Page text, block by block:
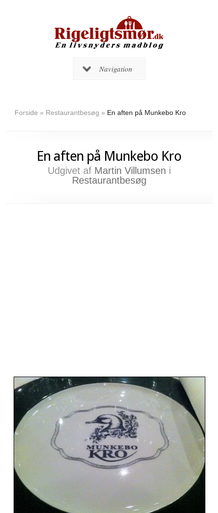
Navigation
Forside » Restaurantbesøg » En aften på Munkebo Kro
En aften på Munkebo Kro
Udgivet af Martin Villumsen i
Restaurantbesøg